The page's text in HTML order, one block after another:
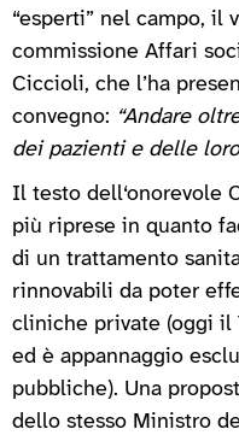
“esperti” nel campo, il
commissione Affari
Ciccioli, che l’ha
convegno: “Andare
dei pazienti e delle
Il testo dell‘onorevole
più riprese in quanto
di un trattamento
rinnovabili da poter
cliniche private (oggi il
ed è appannaggio
pubbliche). Una
dello stesso Ministro